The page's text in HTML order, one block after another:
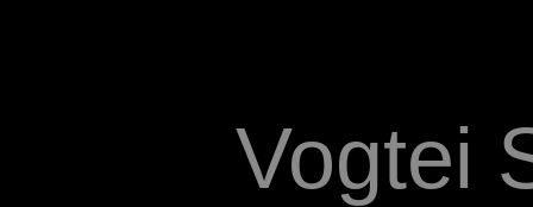
Vogtei